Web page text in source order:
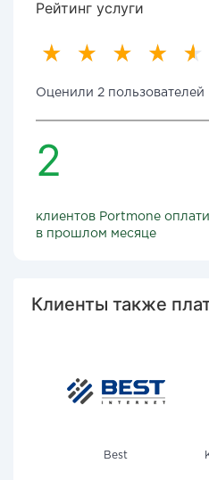
Рейтинг услуги
Оценили 2 пользователей
2
клиентов Portmone
в прошлом месяце
Клиенты также
Best